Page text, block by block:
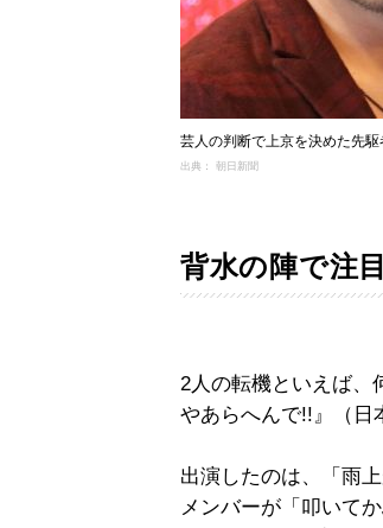
芸人の判断で上京を決めた先
出典： 朝日新聞
背水の陣で注
2人の転機といえば、
やあらへんで!!』（日
出演したのは、「雨
メンバーが「叩いて